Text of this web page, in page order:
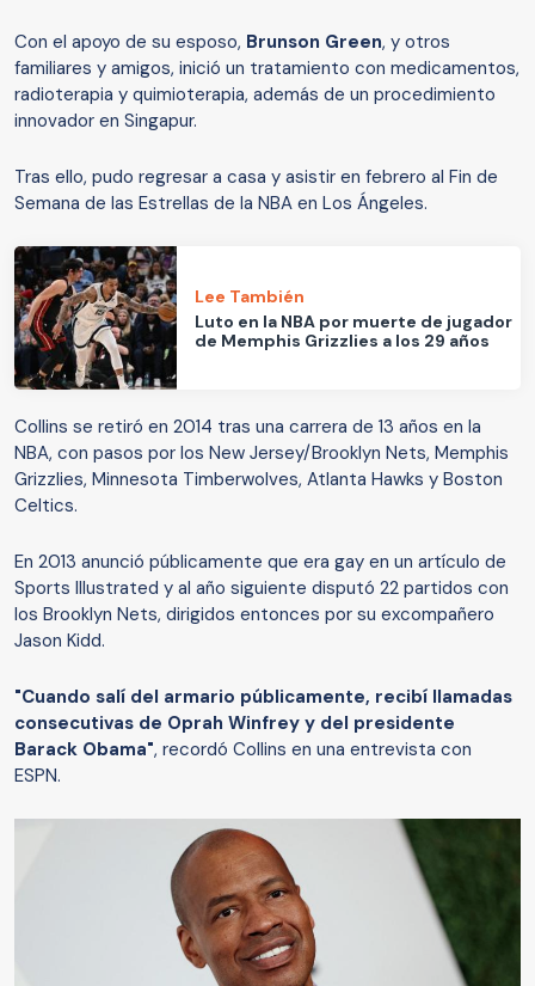
Con el apoyo de su esposo, Brunson Green, y otros
familiares y amigos, inició un tratamiento con medicamentos,
radioterapia y quimioterapia, además de un procedimiento
innovador en Singapur.
Tras ello, pudo regresar a casa y asistir en febrero al Fin de
Semana de las Estrellas de la NBA en Los Ángeles.
Lee También
Luto en la NBA por muerte de jugador
de Memphis Grizzlies a los 29 años
Collins se retiró en 2014 tras una carrera de 13 años en la
NBA, con pasos por los New Jersey/Brooklyn Nets, Memphis
Grizzlies, Minnesota Timberwolves, Atlanta Hawks y Boston
Celtics.
En 2013 anunció públicamente que era gay en un artículo de
Sports Illustrated y al año siguiente disputó 22 partidos con
los Brooklyn Nets, dirigidos entonces por su excompañero
Jason Kidd.
"Cuando salí del armario públicamente, recibí llamadas
consecutivas de Oprah Winfrey y del presidente
Barack Obama", recordó Collins en una entrevista con
ESPN.